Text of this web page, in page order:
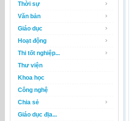
Thời sự
Văn bản
Giáo dục
Hoạt động
Thi tốt nghiệp...
Thư viện
Khoa học
Công nghệ
Chia sẻ
Giáo dục địa...